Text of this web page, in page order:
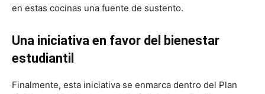
en estas cocinas una fuente de sustento.
Una iniciativa en favor del bienestar
estudiantil
Finalmente, esta iniciativa se enmarca dentro del Plan